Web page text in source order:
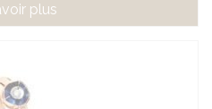
plus